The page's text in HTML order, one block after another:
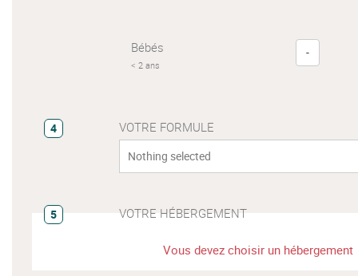
Bébés
< 2 ans
-
4 VOTRE FORMULE
Nothing selected
5 VOTRE HÉBERGEMENT
Vous devez choisir un hébergement